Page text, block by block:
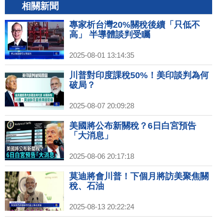
相關新聞
專家析台灣20%關稅後續「只低不
高」 半導體談判受矚
2025-08-01 13:14:35
川普對印度課稅50%！美印談判為何
破局？
2025-08-07 20:09:28
美國將公布新關稅？6日白宮預告
「大消息」
2025-08-06 20:17:18
莫迪將會川普！下個月將訪美聚焦關
稅、石油
2025-08-13 20:22:24